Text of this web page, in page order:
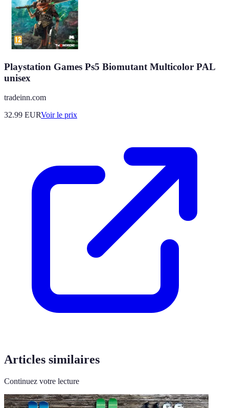
Playstation Games Ps5 Biomutant Multicolor PAL
unisex
tradeinn.com
32.99 EURVoir le prix
Articles similaires
Continuez votre lecture